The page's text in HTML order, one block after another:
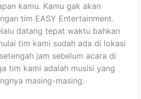
kamu. Kamu gak akan
tim EASY Entertainment.
datang tepat waktu bahkan
tim kami sudah ada di lokasi
jam sebelum acara di
tim kami adalah musisi yang
masing-masing.